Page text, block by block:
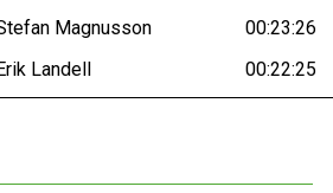
Magnusson
00:23:26
Erik Landell 00:22:25